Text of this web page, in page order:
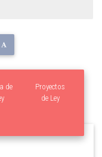
Proyectos
de Ley
de